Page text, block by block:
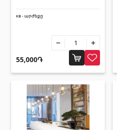
Кварц(6)
Напольное покрытие
Деревянный паркет
Полы из бамбука(3)
Пробковые полы(3)
кв - արժեքը
55,000֏